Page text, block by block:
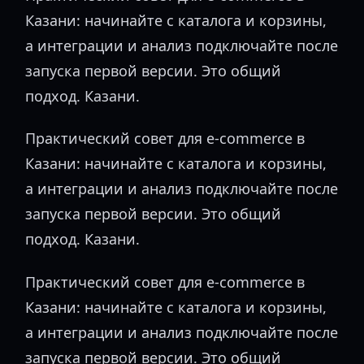
Казани: начинайте с каталога и корзины,
а интеграции и анализ подключайте после
запуска первой версии. Это общий
подход. Казани.
Практический совет для e-commerce в
Казани: начинайте с каталога и корзины,
а интеграции и анализ подключайте после
запуска первой версии. Это общий
подход. Казани.
Практический совет для e-commerce в
Казани: начинайте с каталога и корзины,
а интеграции и анализ подключайте после
запуска первой версии. Это общий